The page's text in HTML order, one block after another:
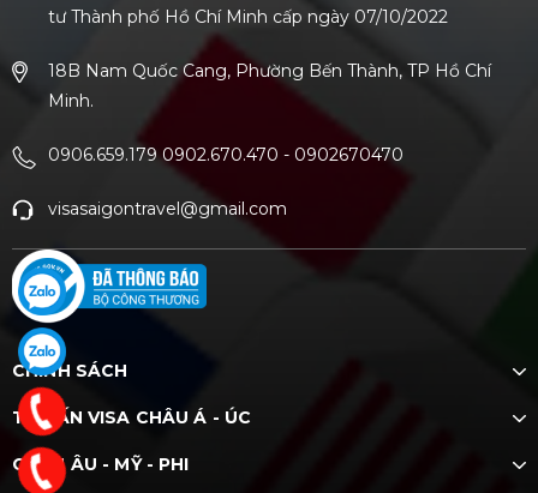
tư Thành phố Hồ Chí Minh cấp ngày 07/10/2022
18B Nam Quốc Cang, Phường Bến Thành, TP Hồ Chí
Minh.
0906.659.179 0902.670.470 - 0902670470
visasaigontravel@gmail.com
CHÍNH SÁCH
TƯ VẤN VISA CHÂU Á - ÚC
CHÂU ÂU - MỸ - PHI